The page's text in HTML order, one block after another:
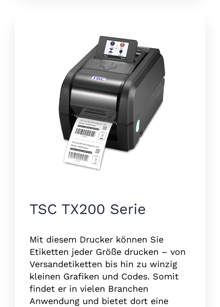
TSC TX200 Serie
Mit diesem Drucker können Sie
Etiketten jeder Größe drucken – von
Versandetiketten bis hin zu winzig
kleinen Grafiken und Codes. Somit
findet er in vielen Branchen
Anwendung und bietet dort eine